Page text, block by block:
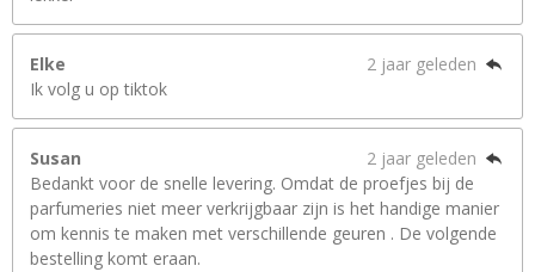
Elke
2 jaar geleden
Ik volg u op tiktok
Susan
2 jaar geleden
Bedankt voor de snelle levering. Omdat de proefjes bij de
parfumeries niet meer verkrijgbaar zijn is het handige manier
om kennis te maken met verschillende geuren . De volgende
bestelling komt eraan.